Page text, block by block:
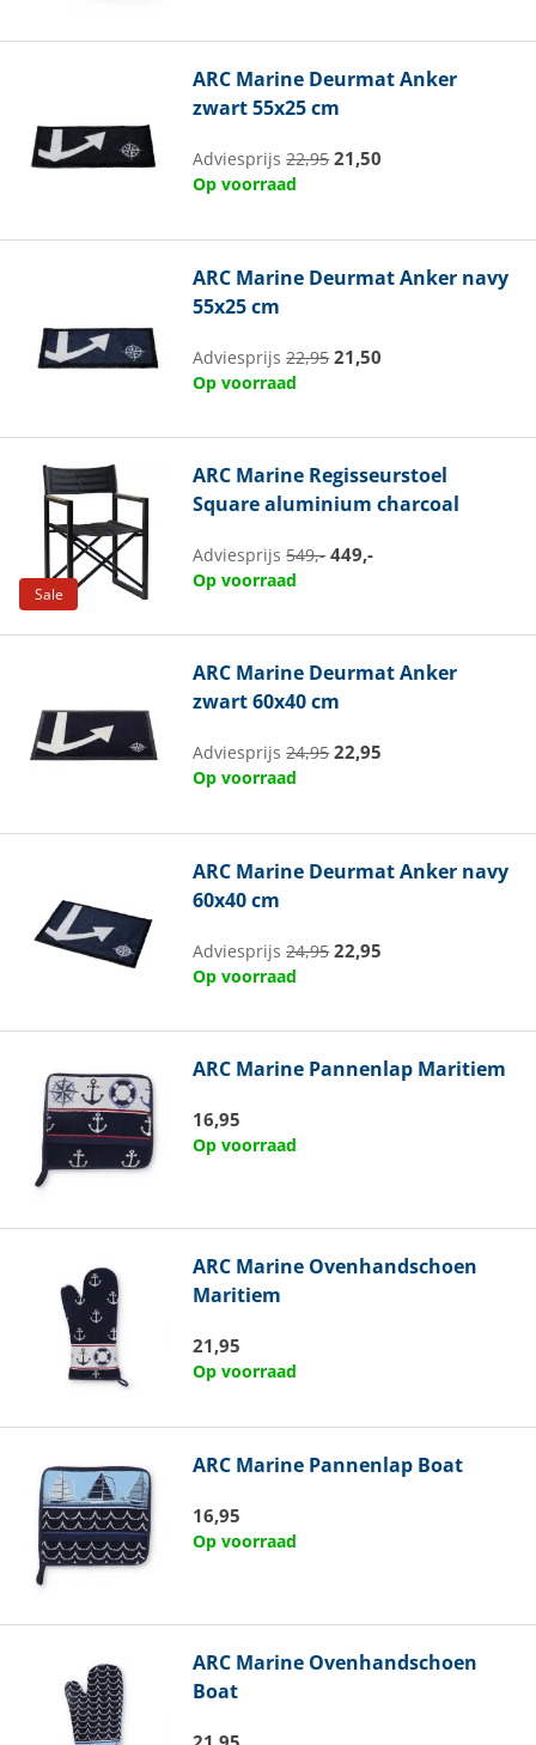
ARC Marine Deurmat Anker
zwart 55x25 cm
Adviesprijs22,95 21,50
Op voorraad
ARC Marine Deurmat Anker navy
55x25 cm
Adviesprijs22,95 21,50
Op voorraad
Sale
ARC Marine Regisseurstoel
Square aluminium charcoal
Adviesprijs549,- 449,-
Op voorraad
ARC Marine Deurmat Anker
zwart 60x40 cm
Adviesprijs24,95 22,95
Op voorraad
ARC Marine Deurmat Anker navy
60x40 cm
Adviesprijs24,95 22,95
Op voorraad
ARC Marine Pannenlap Maritiem
16,95
Op voorraad
ARC Marine Ovenhandschoen
Maritiem
21,95
Op voorraad
ARC Marine Pannenlap Boat
16,95
Op voorraad
ARC Marine Ovenhandschoen
Boat